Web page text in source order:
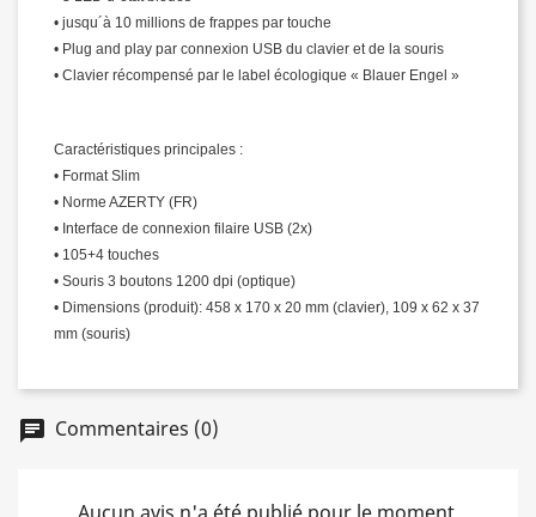
• jusqu´à 10 millions de frappes par touche
• Plug and play par connexion USB du clavier et de la souris
• Clavier récompensé par le label écologique « Blauer Engel »
Caractéristiques principales :
• Format Slim
• Norme AZERTY (FR)
• Interface de connexion filaire USB (2x)
• 105+4 touches
• Souris 3 boutons 1200 dpi (optique)
• Dimensions (produit): 458 x 170 x 20 mm (clavier), 109 x 62 x 37
mm (souris)
chat Commentaires (0)